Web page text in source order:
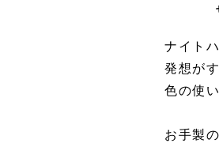
ナイト
発想が
色の使
お手製